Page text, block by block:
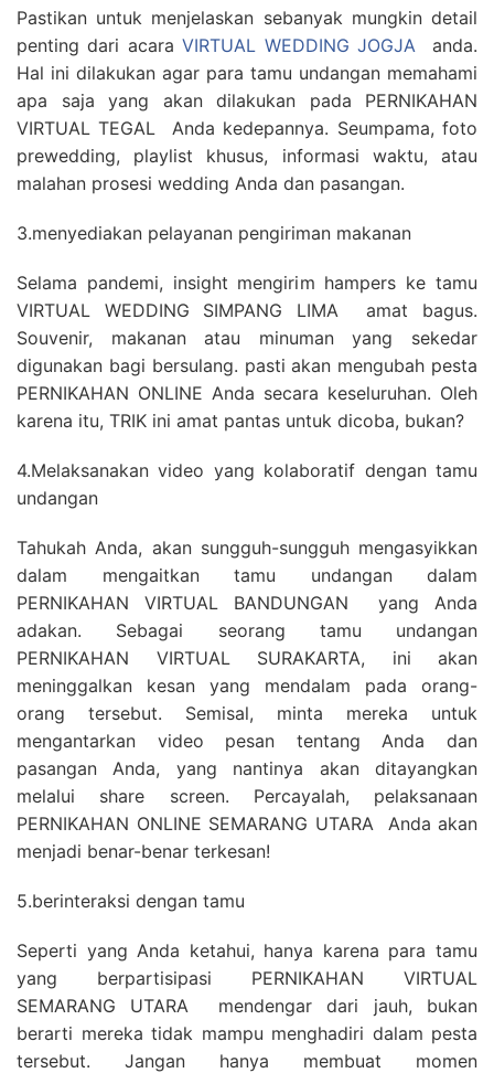
Pastikan untuk menjelaskan sebanyak mungkin detail
penting dari acaraVIRTUAL WEDDING JOGJA anda.
Hal ini dilakukan agar para tamu undangan memahami
apa saja yang akan dilakukan pada PERNIKAHAN
VIRTUAL TEGAL Anda kedepannya. Seumpama, foto
prewedding, playlist khusus, informasi waktu, atau
malahan prosesi wedding Anda dan pasangan.
3.menyediakan pelayanan pengiriman makanan
Selama pandemi, insight mengirim hampers ke tamu
VIRTUAL WEDDING SIMPANG LIMA amat bagus.
Souvenir, makanan atau minuman yang sekedar
digunakan bagi bersulang. pasti akan mengubah pesta
PERNIKAHAN ONLINE Anda secara keseluruhan. Oleh
karena itu, TRIK ini amat pantas untuk dicoba, bukan?
4.Melaksanakan video yang kolaboratif dengan tamu
undangan
Tahukah Anda, akan sungguh-sungguh mengasyikkan
dalam mengaitkan tamu undangan dalam
PERNIKAHAN VIRTUAL BANDUNGAN yang Anda
adakan. Sebagai seorang tamu undangan
PERNIKAHAN VIRTUAL SURAKARTA, ini akan
meninggalkan kesan yang mendalam pada orang-
orang tersebut. Semisal, minta mereka untuk
mengantarkan video pesan tentang Anda dan
pasangan Anda, yang nantinya akan ditayangkan
melalui share screen. Percayalah, pelaksanaan
PERNIKAHAN ONLINE SEMARANG UTARA Anda akan
menjadi benar-benar terkesan!
5.berinteraksi dengan tamu
Seperti yang Anda ketahui, hanya karena para tamu
yang berpartisipasi PERNIKAHAN VIRTUAL
SEMARANG UTARA mendengar dari jauh, bukan
berarti mereka tidak mampu menghadiri dalam pesta
tersebut. Jangan hanya membuat momen